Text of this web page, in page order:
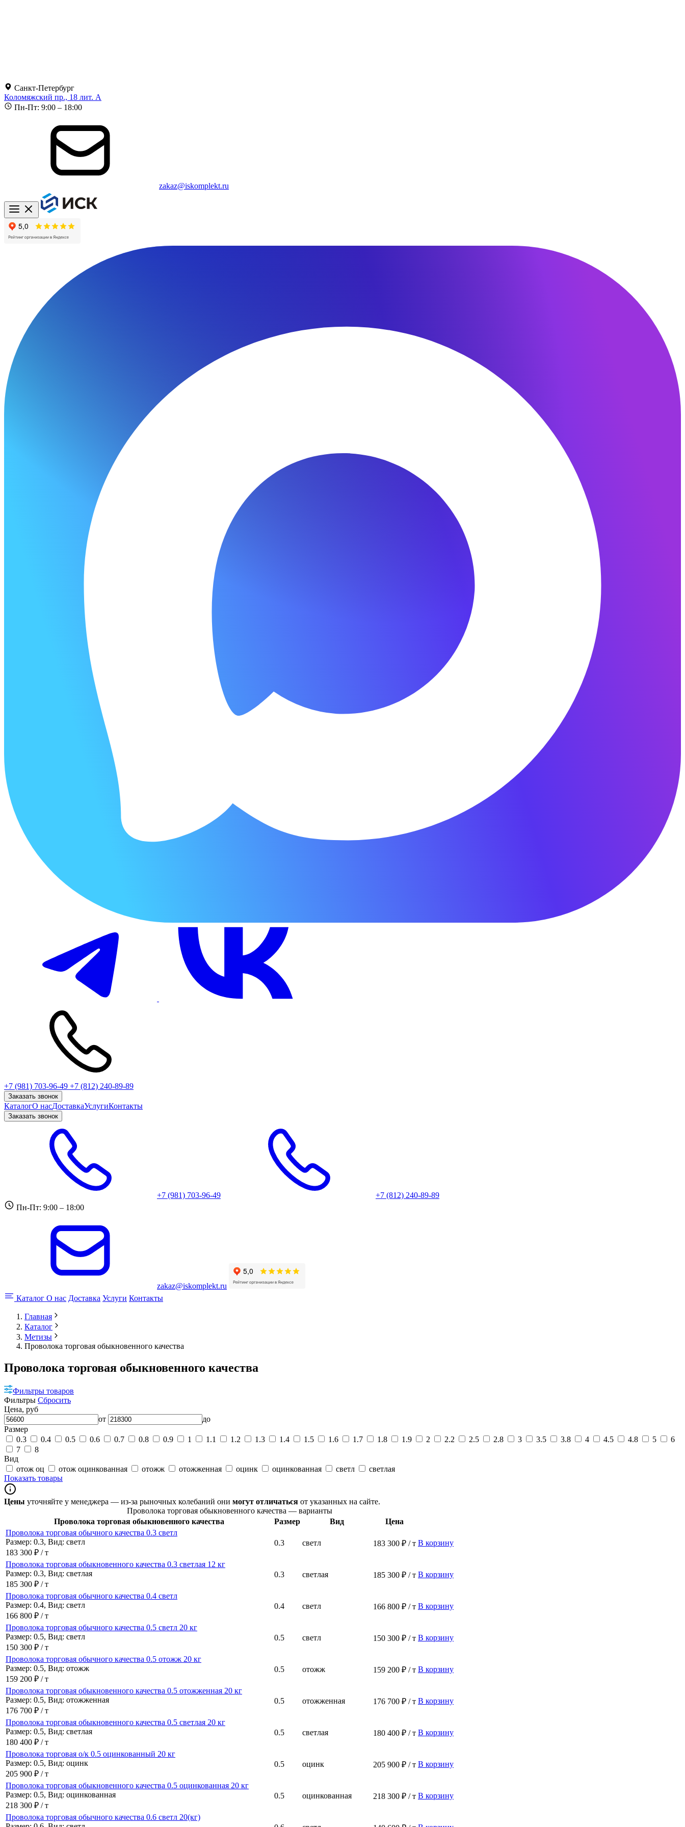
Санкт-Петербург
Коломяжский пр., 18 лит. А
Пн-Пт: 9:00 – 18:00
zakaz@iskomplekt.ru
+7 (981) 703-96-49 +7 (812) 240-89-89
Заказать звонок
КаталогО насДоставкаУслугиКонтакты
Заказать звонок
+7 (981) 703-96-49
+7 (812) 240-89-89
Пн-Пт: 9:00 – 18:00
zakaz@iskomplekt.ru
Каталог О нас Доставка Услуги Контакты
Главная
Каталог
Метизы
Проволока торговая обыкновенного качества
Проволока торговая обыкновенного качества
Фильтры товаров
Фильтры Сбросить
Цена, руб
от
до
Размер
0.3
0.4 0.5 0.6 0.7 0.8 0.9 1 1.1 1.2 1.3 1.4 1.5 1.6 1.7 1.8 1.9 2 2.2 2.5 2.8 3 3.5 3.8 4 4.5 4.8 5
6
7
8
Вид
отож оц
отож оцинкованная отожж отожженная оцинк оцинкованная светл
светлая
Показать товары
Цены уточняйте у менеджера — из-за рыночных колебаний они могут отличаться от указанных на сайте.
Проволока торговая обыкновенного качества — варианты
Проволока торговая обыкновенного качества
Размер Вид
Цена
Проволока торговая обычного качества 0.3 светл
Размер: 0.3, Вид: светл
183 300 ₽ / т
0.3 светл 183 300 ₽ / т В корзину
Проволока торговая обыкновенного качества 0.3 светлая 12 кг
Размер: 0.3, Вид: светлая
185 300 ₽ / т
0.3 светлая 185 300 ₽ / т В корзину
Проволока торговая обычного качества 0.4 светл
Размер: 0.4, Вид: светл
166 800 ₽ / т
0.4 светл 166 800 ₽ / т В корзину
Проволока торговая обычного качества 0.5 светл 20 кг
Размер: 0.5, Вид: светл
150 300 ₽ / т
0.5 светл 150 300 ₽ / т В корзину
Проволока торговая обычного качества 0.5 отожж 20 кг
Размер: 0.5, Вид: отожж
159 200 ₽ / т
0.5 отожж 159 200 ₽ / т В корзину
Проволока торговая обыкновенного качества 0.5 отожженная 20 кг
Размер: 0.5, Вид: отожженная
176 700 ₽ / т
0.5 отожженная 176 700 ₽ / т В корзину
Проволока торговая обыкновенного качества 0.5 светлая 20 кг
Размер: 0.5, Вид: светлая
180 400 ₽ / т
0.5 светлая 180 400 ₽ / т В корзину
Проволока торговая о/к 0.5 оцинкованный 20 кг
Размер: 0.5, Вид: оцинк
205 900 ₽ / т
0.5 оцинк 205 900 ₽ / т В корзину
Проволока торговая обыкновенного качества 0.5 оцинкованная 20 кг
Размер: 0.5, Вид: оцинкованная
218 300 ₽ / т
0.5 оцинкованная 218 300 ₽ / т В корзину
Проволока торговая обычного качества 0.6 светл 20(кг)